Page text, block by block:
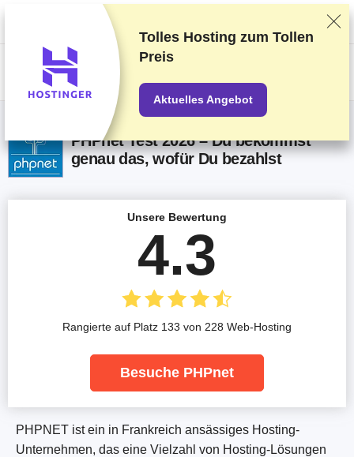
Wir bewerten die Anbieter auf Grundlage strenger Tests und Bewertungen,
berücksichtigen aber auch Dein Feedback und unsere geschäftlichen
Vereinbarungen mit den Anbietern.Diese Seite enthält Affiliate-Links
PHPnet Test 2026 – Du bekommst
genau das, wofür Du bezahlst
PHPNET ist ein in Frankreich ansässiges Hosting-
Unternehmen, das eine Vielzahl von Hosting-Lösungen
Unsere Bewertung
4.3
Rangierte auf Platz 133 von 228 Web-Hosting
Besuche PHPnet
Tolles Hosting zum Tollen
Preis
Aktuelles Angebot